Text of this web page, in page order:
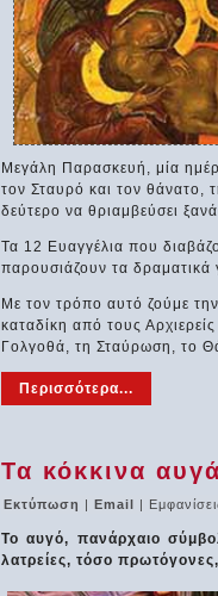
Μεγάλη Παρασκευή, μία
τον Σταυρό και τον θάνατο,
δεύτερο να θριαμβεύσει
Τα 12 Ευαγγέλια που
παρουσιάζουν τα δραματικά
Με τον τρόπο αυτό ζούμε
καταδίκη από τους
Γολγοθά, τη Σταύρωση, το
Περισσότερα...
Τα κόκκινα
Εκτύπωση | Email |
Το αυγό, πανάρχαιο
λατρείες, τόσο